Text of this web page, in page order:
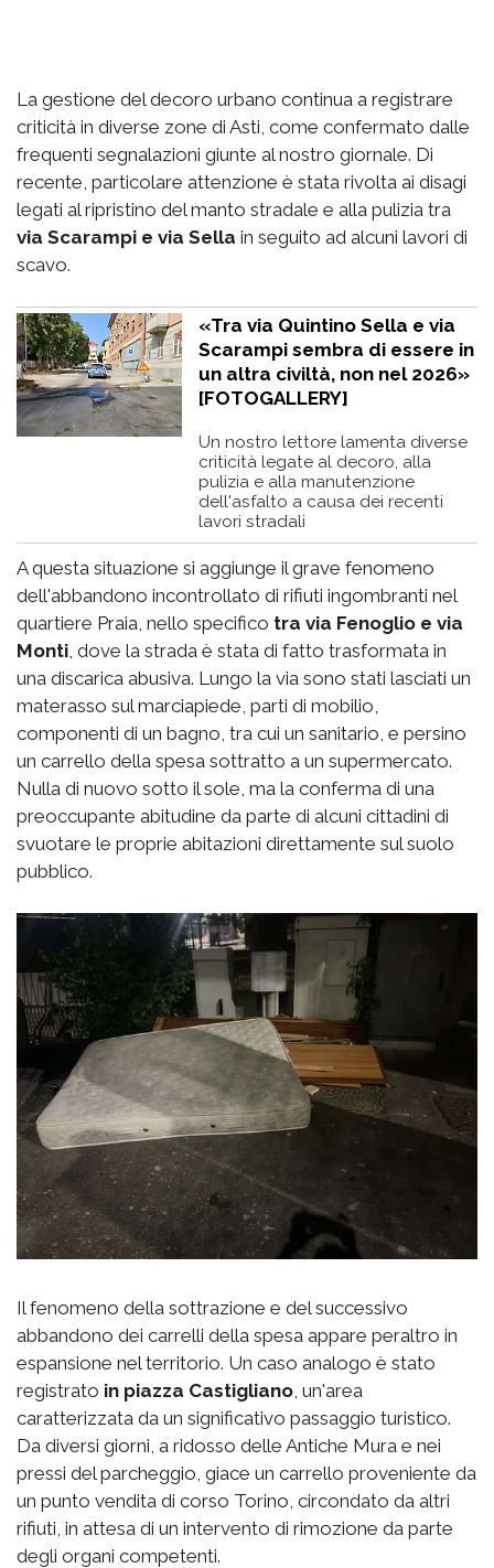
La gestione del decoro urbano continua a registrare
criticità in diverse zone di Asti, come confermato dalle
frequenti segnalazioni giunte al nostro giornale. Di
recente, particolare attenzione è stata rivolta ai disagi
legati al ripristino del manto stradale e alla pulizia tra
via Scarampi e via Sella in seguito ad alcuni lavori di
scavo.
«Tra via Quintino Sella e via
Scarampi sembra di essere in
un altra civiltà, non nel 2026»
[FOTOGALLERY]
Un nostro lettore lamenta diverse
criticità legate al decoro, alla
pulizia e alla manutenzione
dell'asfalto a causa dei recenti
lavori stradali
A questa situazione si aggiunge il grave fenomeno
dell'abbandono incontrollato di rifiuti ingombranti nel
quartiere Praia, nello specifico tra via Fenoglio e via
Monti, dove la strada è stata di fatto trasformata in
una discarica abusiva. Lungo la via sono stati lasciati un
materasso sul marciapiede, parti di mobilio,
componenti di un bagno, tra cui un sanitario, e persino
un carrello della spesa sottratto a un supermercato.
Nulla di nuovo sotto il sole, ma la conferma di una
preoccupante abitudine da parte di alcuni cittadini di
svuotare le proprie abitazioni direttamente sul suolo
pubblico.
Il fenomeno della sottrazione e del successivo
abbandono dei carrelli della spesa appare peraltro in
espansione nel territorio. Un caso analogo è stato
registrato in piazza Castigliano , un'area
caratterizzata da un significativo passaggio turistico.
Da diversi giorni, a ridosso delle Antiche Mura e nei
pressi del parcheggio, giace un carrello proveniente da
un punto vendita di corso Torino, circondato da altri
rifiuti, in attesa di un intervento di rimozione da parte
degli organi competenti.